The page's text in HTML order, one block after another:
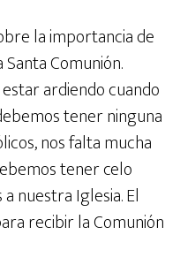
la importancia de
Comunión.
ardiendo cuando
tener ninguna
nos falta mucha
tener celo
nuestra Iglesia. El
recibir la Comunión